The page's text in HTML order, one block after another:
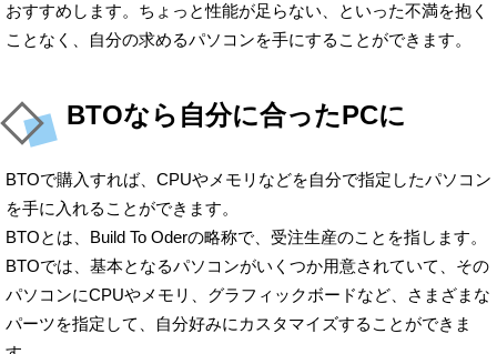
おすすめします。ちょっと性能が足らない、といった不満を抱く
ことなく、自分の求めるパソコンを手にすることができます。
BTOなら自分に合ったPCに
BTOで購入すれば、CPUやメモリなどを自分で指定したパソコン
を手に入れることができます。
BTOとは、Build To Oderの略称で、受注生産のことを指します。
BTOでは、基本となるパソコンがいくつか用意されていて、その
パソコンにCPUやメモリ、グラフィックボードなど、さまざまな
パーツを指定して、自分好みにカスタマイズすることができま